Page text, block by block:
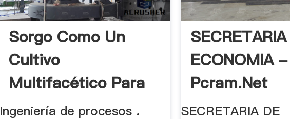
Sorgo Como Un
Cultivo
Multifacético Para
La .
Ingeniería de procesos .
ECONOMIA -
Pcram.Net
SECRETARIA DE